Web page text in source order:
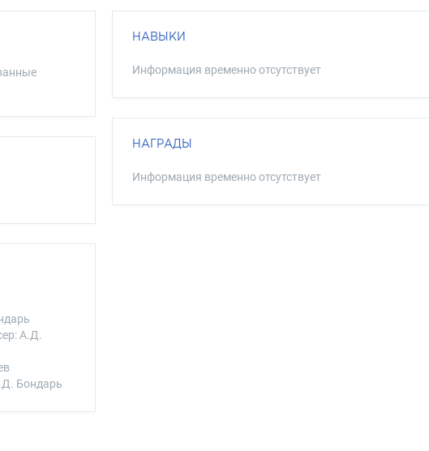
А.Д.
Бондарь
НАВЫКИ
Информация временно отсутствует
НАГРАДЫ
Информация временно отсутствует